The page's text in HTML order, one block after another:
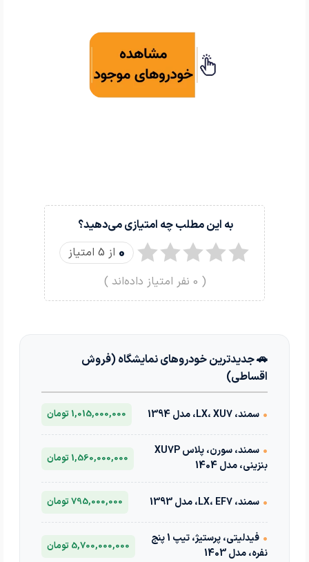
به این مطلب چه امتیازی می‌دهید؟
0 از 5 امتیاز
(
0 نفر امتیاز داده‌اند )
🚗 جدیدترین خودروهای نمایشگاه (فروش
اقساطی)
• سمند، LX، XU7، مدل 1394 1,015,000,000 تومان
•
سمند، سورن، پلاس XU7P
بنزینی، مدل 1404
1,560,000,000 تومان
• سمند، LX، EF7، مدل 1393 795,000,000 تومان
•
فیدلیتی، پرستیژ، تیپ 1 پنج
نفره، مدل 1403
5,700,000,000 تومان